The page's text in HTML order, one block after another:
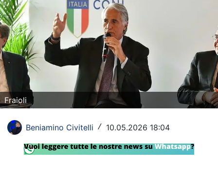
Serie A
Champions League
Europa League
Altri Sport
Formula 1
Vela
SHOP LAZIO
Fraioli
Beniamino Civitelli / 10.05.2026 18:04